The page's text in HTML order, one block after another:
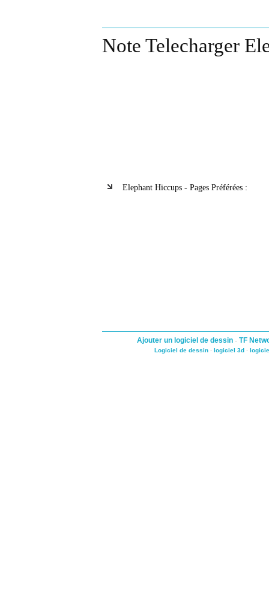
Note Telecharger
Elephant Hiccups - Pages Préférées :
Ajouter un logiciel de dessin - TF
Logiciel de dessin- logiciel 3d-